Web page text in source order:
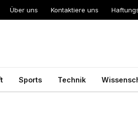
Über uns Kontaktiere uns
Sports Technik